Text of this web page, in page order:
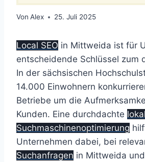
Von Alex 25. Juli 2025
Local SEO in Mittweida ist für
entscheidende Schlüssel zum
In der sächsischen
14.000 Einwohnern
Betriebe um die
Kunden. Eine durchdachte
Suchmaschinenoptimierung
Unternehmen dabei, bei
Suchanfragen in Mittweida